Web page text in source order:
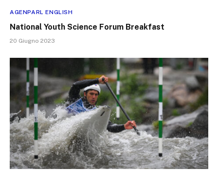
AGENPARL ENGLISH
National Youth Science Forum Breakfast
20 Giugno 2023